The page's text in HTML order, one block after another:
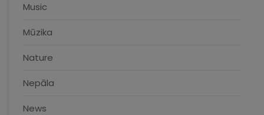
Music
Mūzika
Nature
Nepāla
News